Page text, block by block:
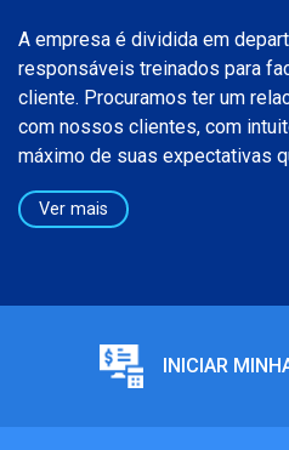
A empresa é dividida em
responsáveis treinados para
cliente. Procuramos ter um
com nossos clientes, com
máximo de suas expectativas
Ver mais
INICIAR